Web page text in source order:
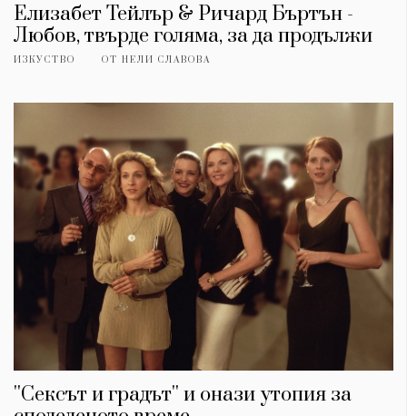
Елизабет Тейлър & Ричард Бъртън -
Любов, твърде голяма, за да продължи
ИЗКУСТВО ОТ НЕЛИ СЛАВОВА
''Сексът и градът'' и онази утопия за